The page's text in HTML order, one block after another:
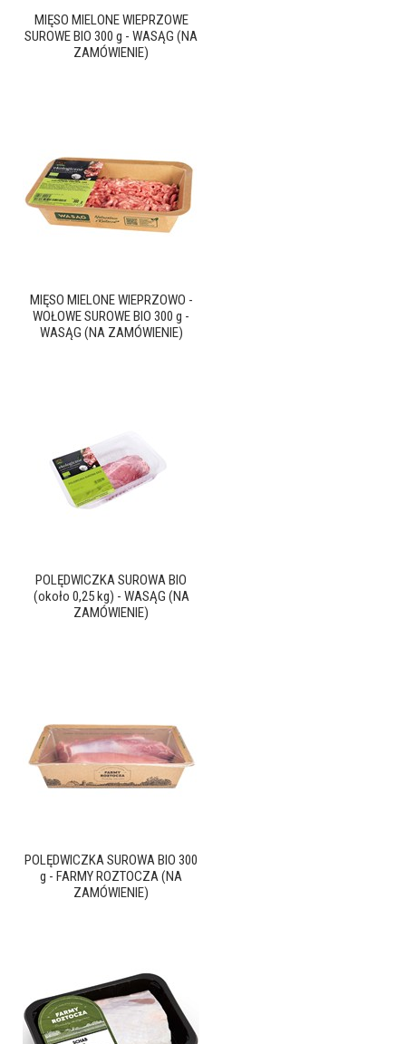
MIĘSO MIELONE WIEPRZOWE
SUROWE BIO 300 g - WASĄG (NA
ZAMÓWIENIE)
MIĘSO MIELONE WIEPRZOWO -
WOŁOWE SUROWE BIO 300 g -
WASĄG (NA ZAMÓWIENIE)
POLĘDWICZKA SUROWA BIO
(około 0,25 kg) - WASĄG (NA
ZAMÓWIENIE)
POLĘDWICZKA SUROWA BIO 300
g - FARMY ROZTOCZA (NA
ZAMÓWIENIE)